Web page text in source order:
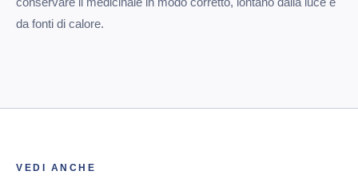
da fonti di calore.
VEDI ANCHE